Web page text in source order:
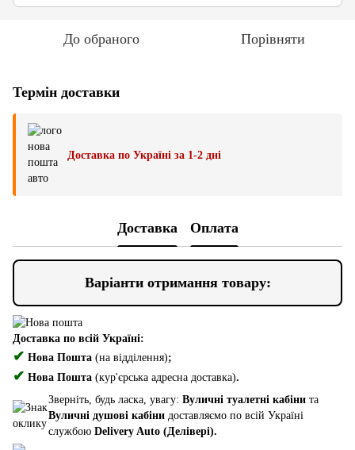
До обраного Порівняти
Термін доставки
Доставка по Україні за 1-2 дні
Доставка Оплата
Варіанти отримання товару:
Доставка по всій Україні:
✔ Нова Пошта (на відділення);
✔ Нова Пошта (кур'єрська адресна доставка).
Зверніть, будь ласка, увагу: Вуличні туалетні кабіни та
Вуличні душові кабіни доставляємо по всій Україні
службою Delivery Auto (Делівері).